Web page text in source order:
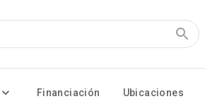
Financiación Ubicaciones